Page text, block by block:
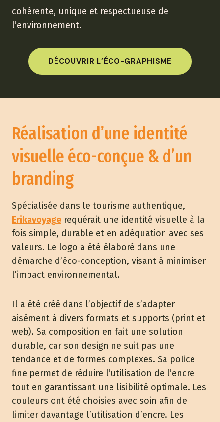
cohérente, unique et respectueuse de
l’environnement.
DÉCOUVRIR L’ÉCO-GRAPHISME
Réalisation d’une identité
visuelle éco-conçue & d’un
branding
Spécialisée dans le tourisme authentique,
Erikavoyage requérait une identité visuelle à la
fois simple, durable et en adéquation avec ses
valeurs. Le logo a été élaboré dans une
démarche d’éco-conception, visant à minimiser
l’impact environnemental.
Il a été créé dans l’objectif de s’adapter
aisément à divers formats et supports (print et
web). Sa composition en fait une solution
durable, car son design ne suit pas une
tendance et de formes complexes. Sa police
fine permet de réduire l’utilisation de l’encre
tout en garantissant une lisibilité optimale. Les
couleurs ont été choisies avec soin afin de
limiter davantage l’utilisation d’encre. Les